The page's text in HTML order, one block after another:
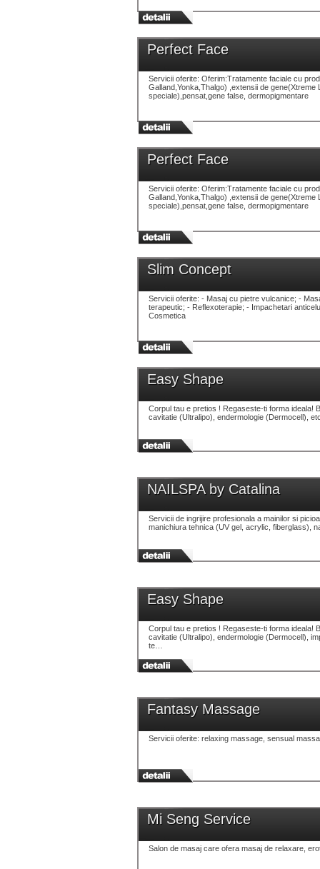
Perfect Face
Servicii oferite: Oferim:Tratamente faciale cu
Galland,Yonka,Thalgo) ,extensii de
speciale),pensat,gene false, dermopigmentare
Perfect Face
Servicii oferite: Oferim:Tratamente faciale cu
Galland,Yonka,Thalgo) ,extensii de
speciale),pensat,gene false, dermopigmentare
Slim Concept
Servicii oferite: - Masaj cu pietre vulcanice; -
terapeutic; - Reflexoterapie; - Impachetari
Cosmetica
Easy Shape
Corpul tau e pretios ! Regaseste-ti forma ideala!
cavitatie (Ultralipo), endermologie (Dermocell),
NAILSPA by Catalina
Servicii de ingrijire profesionala a mainilor si
manichiura tehnica (UV gel, acrylic, fiberglass),
Easy Shape
Corpul tau e pretios ! Regaseste-ti forma ideala!
cavitatie (Ultralipo), endermologie (Dermocell),
te…
Fantasy Massage
Servicii oferite: relaxing massage, sensual
Mi Seng Service
Salon de masaj care ofera masaj de relaxare,